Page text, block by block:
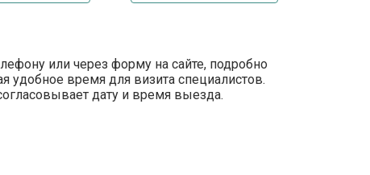
или через форму на сайте, подробно
удобное время для визита специалистов.
дату и время выезда.